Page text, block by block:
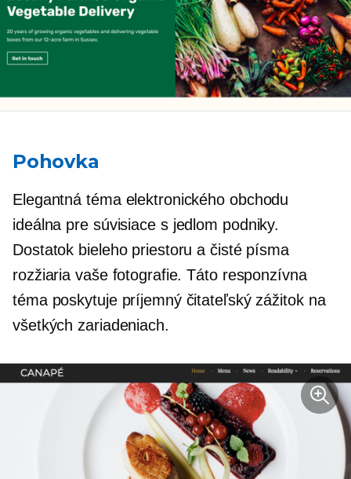
Pohovka
Elegantná téma elektronického obchodu
ideálna pre súvisiace s jedlom podniky.
Dostatok bieleho priestoru a čisté písma
rozžiaria vaše fotografie. Táto responzívna
téma poskytuje príjemný čitateľský zážitok na
všetkých zariadeniach.